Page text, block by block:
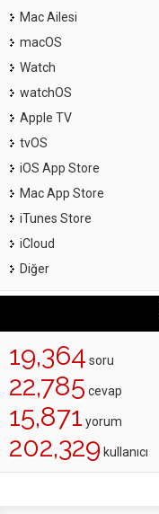
Mac Ailesi
macOS
Watch
watchOS
Apple TV
tvOS
iOS App Store
Mac App Store
iTunes Store
iCloud
Diğer
19,364 soru
22,785 cevap
15,871 yorum
202,329 kullanıcı